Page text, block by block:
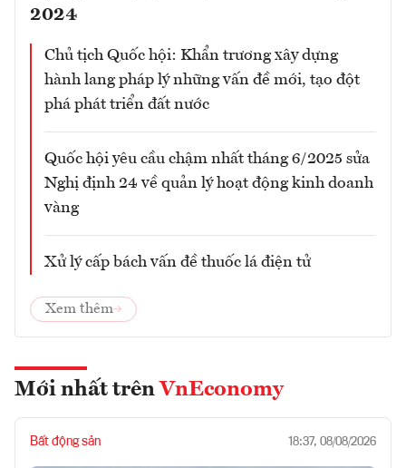
2024
Chủ tịch Quốc hội: Khẩn trương xây dựng
hành lang pháp lý những vấn đề mới, tạo đột
phá phát triển đất nước
Quốc hội yêu cầu chậm nhất tháng 6/2025 sửa
Nghị định 24 về quản lý hoạt động kinh doanh
vàng
Xử lý cấp bách vấn đề thuốc lá điện tử
Xem thêm
Mới nhất trên VnEconomy
Bất động sản 18:37, 08/08/2026